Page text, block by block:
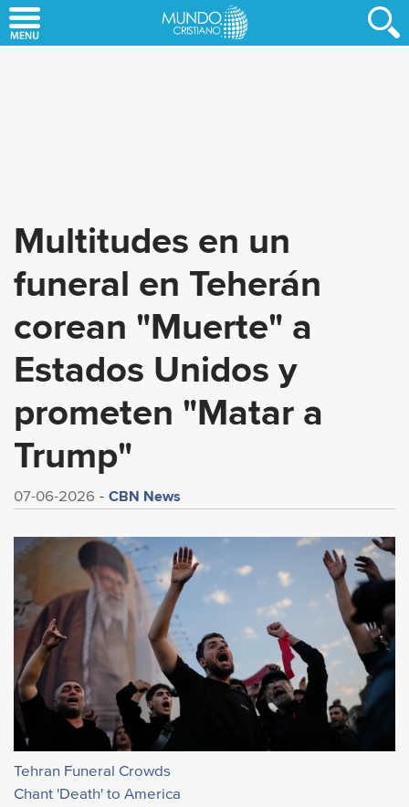
to
Multitudes en un
funeral en Teherán
corean "Muerte" a
Estados Unidos y
prometen "Matar a
Trump"
07-06-2026 CBN News
Tehran Funeral Crowds
Chant 'Death' to America